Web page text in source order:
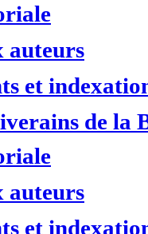
auteurs
et
de la
auteurs
et